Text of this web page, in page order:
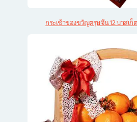
กระเช้าของขวัญตรุษจีน12 บาสเก็ต